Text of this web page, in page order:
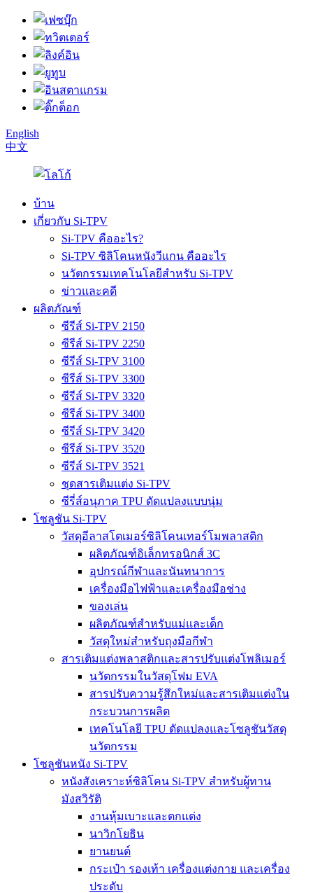
English
中文
บ้าน
เกี่ยวกับ Si-TPV
Si-TPV คืออะไร?
Si-TPV ซิลิโคนหนังวีแกน คืออะไร
นวัตกรรมเทคโนโลยีสำหรับ Si-TPV
ข่าวและคดี
ผลิตภัณฑ์
ซีรีส์ Si-TPV 2150
ซีรีส์ Si-TPV 2250
ซีรีส์ Si-TPV 3100
ซีรีส์ Si-TPV 3300
ซีรีส์ Si-TPV 3320
ซีรีส์ Si-TPV 3400
ซีรีส์ Si-TPV 3420
ซีรีส์ Si-TPV 3520
ซีรีส์ Si-TPV 3521
ชุดสารเติมแต่ง Si-TPV
ซีรี่ส์อนุภาค TPU ดัดแปลงแบบนุ่ม
โซลูชัน Si-TPV
วัสดุอีลาสโตเมอร์ซิลิโคนเทอร์โมพลาสติก
ผลิตภัณฑ์อิเล็กทรอนิกส์ 3C
อุปกรณ์กีฬาและนันทนาการ
เครื่องมือไฟฟ้าและเครื่องมือช่าง
ของเล่น
ผลิตภัณฑ์สำหรับแม่และเด็ก
วัสดุใหม่สำหรับถุงมือกีฬา
สารเติมแต่งพลาสติกและสารปรับแต่งโพลิเมอร์
นวัตกรรมในวัสดุโฟม EVA
สารปรับความรู้สึกใหม่และสารเติมแต่งใน
กระบวนการผลิต
เทคโนโลยี TPU ดัดแปลงและโซลูชันวัสดุ
นวัตกรรม
โซลูชันหนัง Si-TPV
หนังสังเคราะห์ซิลิโคน Si-TPV สำหรับผู้ทาน
มังสวิรัติ
งานหุ้มเบาะและตกแต่ง
นาวิกโยธิน
ยานยนต์
กระเป๋า รองเท้า เครื่องแต่งกาย และเครื่อง
ประดับ